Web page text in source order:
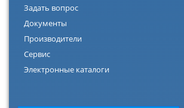
Задать вопрос
Документы
Производители
Сервис
Электронные каталоги